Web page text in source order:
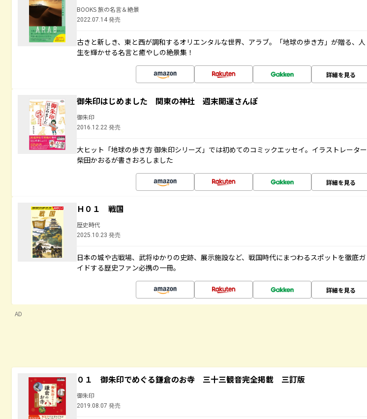
BOOKS 旅の名言＆絶景
2022.07.14 発売
古きと新しき、東と西が調和するオリエンタルな世界、アラブ。「地球の歩き方」が贈る、人
生を輝かせる名言と癒やしの絶景集！
詳細を見る
御朱印はじめました 関東の神社 週末開運さんぽ
御朱印
2016.12.22 発売
大ヒット「地球の歩き方 御朱印シリーズ」では初めてのコミックエッセイ。イラストレーター
柴田かおるが書きおろしました
詳細を見る
Ｈ０１ 戦国
歴史時代
2025.10.23 発売
日本の城や古戦場、武将ゆかりの史跡、展示施設など、戦国時代にまつわるスポットを徹底ガ
イドする歴史ファン必携の一冊。
詳細を見る
AD
０１ 御朱印でめぐる鎌倉のお寺 三十三観音完全掲載 三訂版
御朱印
2019.08.07 発売